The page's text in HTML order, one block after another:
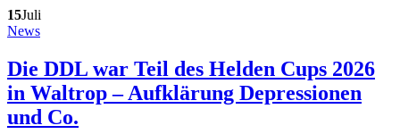
15Juli
News
Die DDL war Teil des Helden Cups 2026
in Waltrop – Aufklärung Depressionen
und Co.